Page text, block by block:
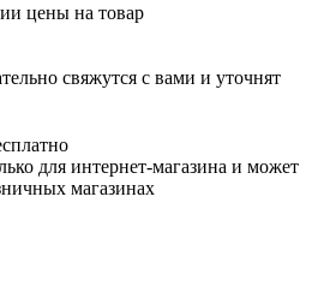
цены на товар
свяжутся с вами и уточнят
для интернет-магазина и может
магазинах